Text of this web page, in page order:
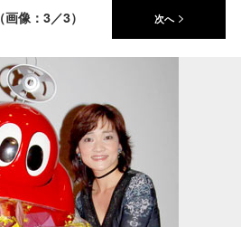
（画像：3／3） 次へ